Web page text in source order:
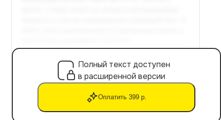
Полный текст доступен
в расширенной версии
Оплатить 399 р.